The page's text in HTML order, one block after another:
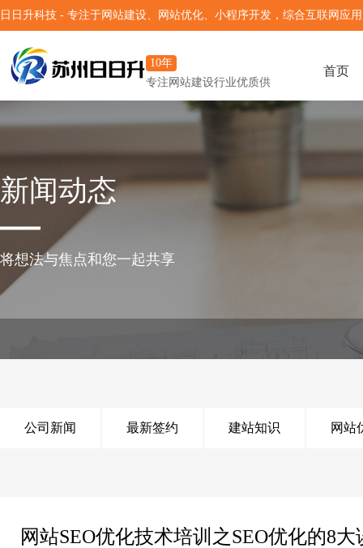
日日升科技 - 专注于网站建设、网站优化、小程序开发，综合互联网应
10年
专注网站建设行业优质供
首页
新闻动态
将想法与焦点和您一起共享
公司新闻 最新签约 建站知识 网站
网站SEO优化技术培训之SEO优化的8大